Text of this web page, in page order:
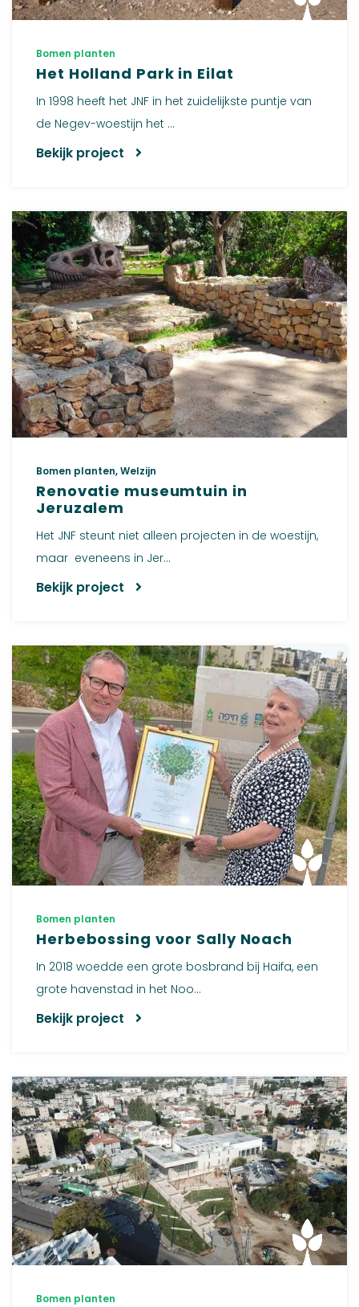
Bomen planten
Het Holland Park in Eilat
In 1998 heeft het JNF in het zuidelijkste puntje van
de Negev-woestijn het ...
Bekijk project
Bomen planten, Welzijn
Renovatie museumtuin in
Jeruzalem
Het JNF steunt niet alleen projecten in de woestijn,
maar eveneens in Jer...
Bekijk project
Bomen planten
Herbebossing voor Sally Noach
In 2018 woedde een grote bosbrand bij Haifa, een
grote havenstad in het Noo...
Bekijk project
Bomen planten